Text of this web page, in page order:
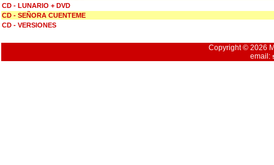
CD - LUNARIO + DVD
CD - SEÑORA CUENTEME
CD - VERSIONES
Copyright © 2026
email: